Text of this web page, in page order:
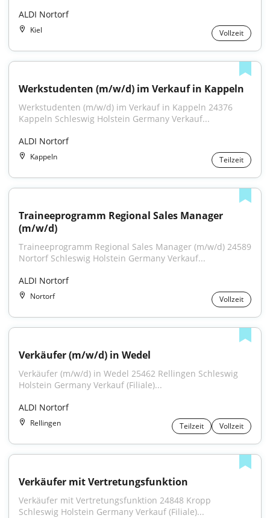
ALDI Nortorf
Kiel Vollzeit
Werkstudenten (m/w/d) im Verkauf in Kappeln
Werkstudenten (m/w/d) im Verkauf in Kappeln 24376
Kappeln Schleswig Holstein Germany Verkauf...
ALDI Nortorf
Kappeln Teilzeit
Traineeprogramm Regional Sales Manager
(m/w/d)
Traineeprogramm Regional Sales Manager (m/w/d) 24589
Nortorf Schleswig Holstein Germany Verkauf...
ALDI Nortorf
Nortorf Vollzeit
Verkäufer (m/w/d) in Wedel
Verkäufer (m/w/d) in Wedel 25462 Rellingen Schleswig
Holstein Germany Verkauf (Filiale)...
ALDI Nortorf
Rellingen Teilzeit Vollzeit
Verkäufer mit Vertretungsfunktion
Verkäufer mit Vertretungsfunktion 24848 Kropp
Schleswig Holstein Germany Verkauf (Filiale)...